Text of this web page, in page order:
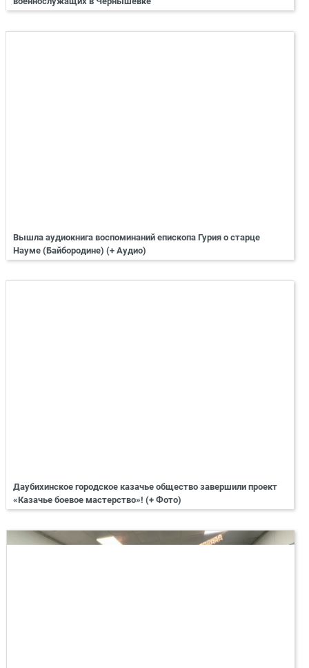
Вышла аудиокнига воспоминаний епископа Гурия о старце
Науме (Байбородине) (+ Аудио)
Даубихинское городское казачье общество завершили проект
«Казачье боевое мастерство»! (+ Фото)